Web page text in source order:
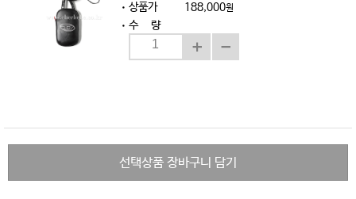
상품가
188,000원
수 량
선택상품 장바구니 담기